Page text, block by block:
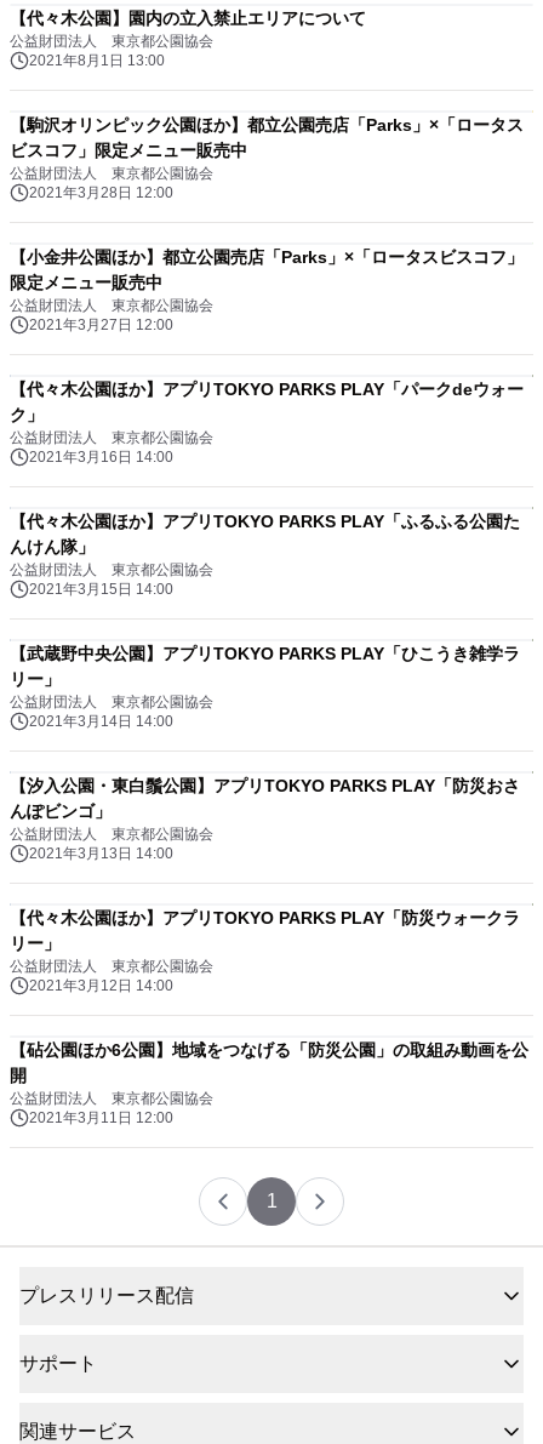
【代々木公園】園内の立入禁止エリアについて
公益財団法人 東京都公園協会
2021年8月1日 13:00
【駒沢オリンピック公園ほか】都立公園売店「Parks」×「ロータス
ビスコフ」限定メニュー販売中
公益財団法人 東京都公園協会
2021年3月28日 12:00
【小金井公園ほか】都立公園売店「Parks」×「ロータスビスコフ」
限定メニュー販売中
公益財団法人 東京都公園協会
2021年3月27日 12:00
【代々木公園ほか】アプリTOKYO PARKS PLAY「パークdeウォー
ク」
公益財団法人 東京都公園協会
2021年3月16日 14:00
【代々木公園ほか】アプリTOKYO PARKS PLAY「ふるふる公園た
んけん隊」
公益財団法人 東京都公園協会
2021年3月15日 14:00
【武蔵野中央公園】アプリTOKYO PARKS PLAY「ひこうき雑学ラ
リー」
公益財団法人 東京都公園協会
2021年3月14日 14:00
【汐入公園・東白鬚公園】アプリTOKYO PARKS PLAY「防災おさ
んぽビンゴ」
公益財団法人 東京都公園協会
2021年3月13日 14:00
【代々木公園ほか】アプリTOKYO PARKS PLAY「防災ウォークラ
リー」
公益財団法人 東京都公園協会
2021年3月12日 14:00
【砧公園ほか6公園】地域をつなげる「防災公園」の取組み動画を公
開
公益財団法人 東京都公園協会
2021年3月11日 12:00
1
プレスリリース配信
サポート
関連サービス